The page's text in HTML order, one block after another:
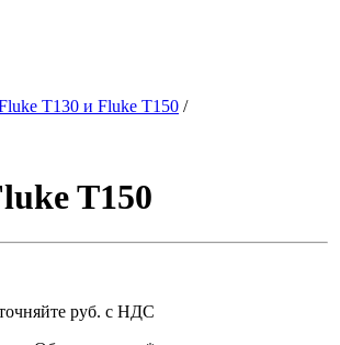
T130 и Fluke T150 /
T150
руб. с НДС